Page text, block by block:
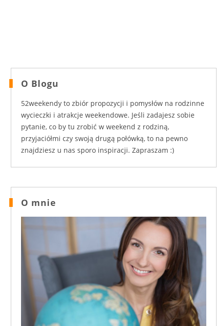
O Blogu
52weekendy to zbiór propozycji i pomysłów na rodzinne
wycieczki i atrakcje weekendowe. Jeśli zadajesz sobie
pytanie, co by tu zrobić w weekend z rodziną,
przyjaciółmi czy swoją drugą połówką, to na pewno
znajdziesz u nas sporo inspiracji. Zapraszam :)
O mnie